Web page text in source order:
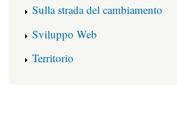
Sulla strada del cambiamento
Sviluppo Web
Territorio